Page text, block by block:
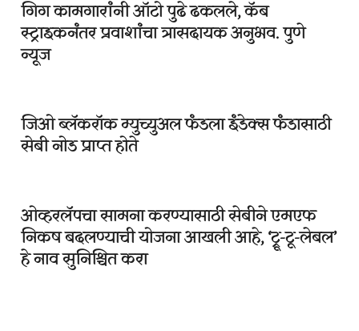
गिग कामगारांनी ऑटो पुढे ढकलले, कॅब
स्ट्राइकनंतर प्रवाशांचा त्रासदायक अनुभव. पुणे
न्यूज
जिओ ब्लॅकरॉक म्युच्युअल फंडला इंडेक्स फंडासाठी
सेबी नोड प्राप्त होते
ओव्हरलॅपचा सामना करण्यासाठी सेबीने एमएफ
निकष बदलण्याची योजना आखली आहे, ‘ट्रू-टू-लेबल’
हे नाव सुनिश्चित करा